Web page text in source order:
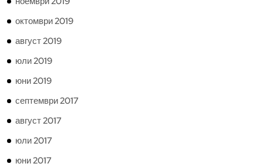
октомври 2019
август 2019
юли 2019
юни 2019
септември 2017
август 2017
юли 2017
юни 2017